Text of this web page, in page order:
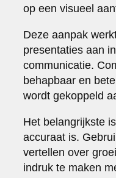
op een visueel
Deze aanpak
presentaties aan
communicatie.
behapbaar en
wordt gekoppeld
Het belangrijkste
accuraat is.
vertellen over
indruk te maken